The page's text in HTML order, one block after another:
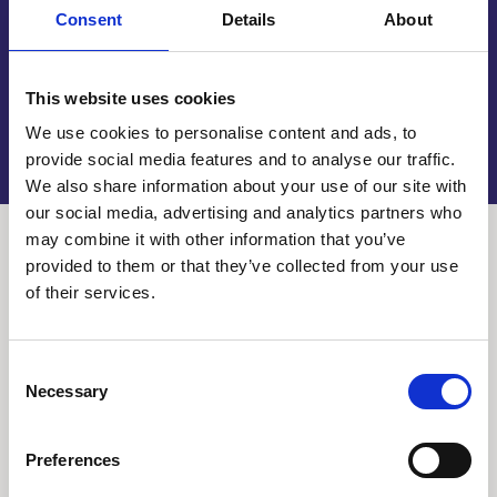
Consent Details About
This website uses cookies
We use cookies to personalise content and ads, to
provide social media features and to analyse our traffic.
We also share information about your use of our site with
our social media, advertising and analytics partners who
may combine it with other information that you’ve
provided to them or that they’ve collected from your use
of their services.
Selection
Necessary
Preferences
messing plaat die jarenlang meegaat. Wij nemen u
Uw messing tag
graveren
Ook voor het graveren van kleinere onderdelen